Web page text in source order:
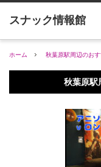
ホーム 秋葉原駅周辺のお
秋葉原駅